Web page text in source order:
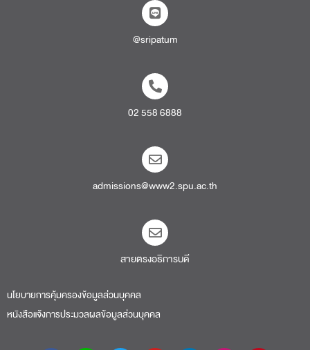
@sripatum
02 558 6888
admissions@www2.spu.ac.th
สายตรงอธิการบดี​
นโยบายการคุ้มครองข้อมูลส่วนบุคคล
หนังสือแจ้งการประมวลผลข้อมูลส่วนบุคคล